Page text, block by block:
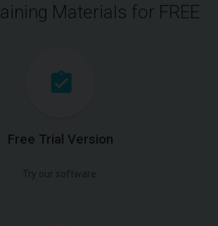
Materials for FREE
Free Trial Version
Try our software.